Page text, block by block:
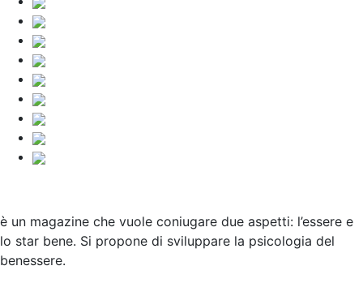
è un magazine che vuole coniugare due aspetti: l’essere e
lo star bene. Si propone di sviluppare la psicologia del
benessere.